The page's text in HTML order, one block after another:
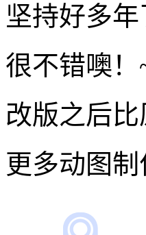
坚持好多
很不错噢！
改版之后
更多动图